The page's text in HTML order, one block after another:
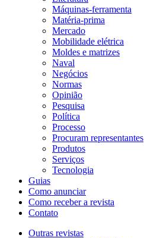
Máquinas-ferramenta
Matéria-prima
Mercado
Mobilidade elétrica
Moldes e matrizes
Naval
Negócios
Normas
Opinião
Pesquisa
Política
Processo
Procuram representantes
Produtos
Serviços
Tecnologia
Guias
Como anunciar
Como receber a revista
Contato
Outras revistas